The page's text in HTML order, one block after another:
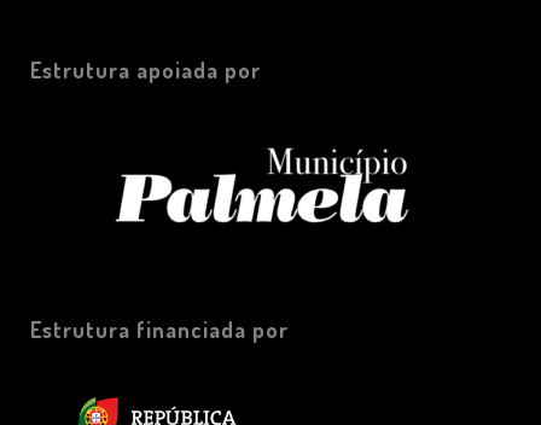
Estrutura apoiada por
Estrutura financiada por